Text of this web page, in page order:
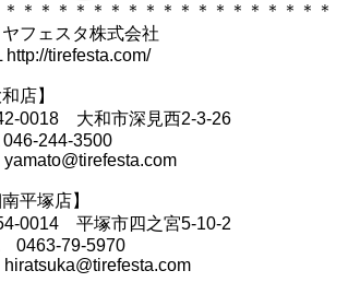
＊＊＊＊＊＊＊＊＊＊＊＊＊＊＊＊＊＊＊
ヤフェスタ株式会社
http://tirefesta.com/
和店】
0018 大和市深見西2-3-26
046-244-3500
yamato@tirefesta.com
南平塚店】
0014 平塚市四之宮5-10-2
0463-79-5970
hiratsuka@tirefesta.com